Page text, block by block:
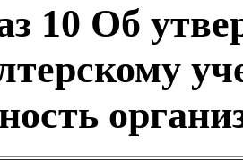
10 Об